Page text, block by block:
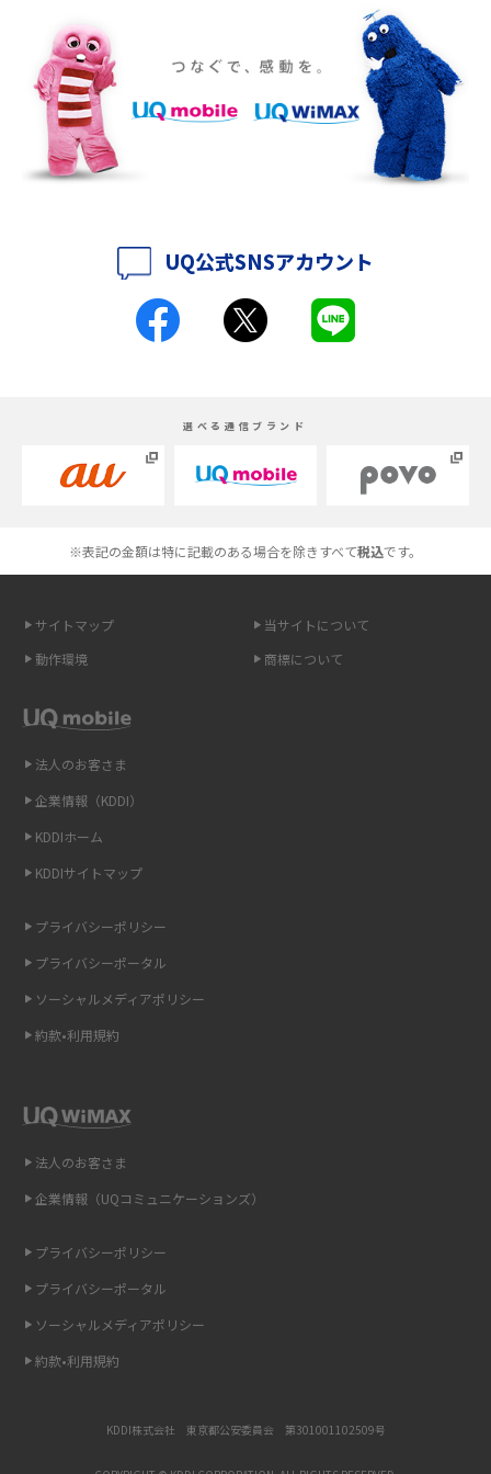
iPhone 16eとiPhone SE（第3世代）の違いは？サイズやスペックを比較し
て解説
iPhone 16eとiPhone 14を徹底比較！スペック・機能の違いをわかりやすく
紹介
iPhone 16とiPhone 15の違いは？カメラ・スペック・機能を徹底比較
iPhoneの機種変更のやり方は？事前準備・手順やデータ移行方法をわかり
Androidスマホとは？特徴やメリット・デメリット、おススメ機種を紹介
高校生にスマホ制限は必要？所持率やメリット・デメリットを詳しく紹介
トを解説
スマホや携帯端末の通信速度制限とは？回避のコツや解除のタイミング・
LINEの通知がこない時の原因と対処法9選！設定の確認手順も解説
スマホのウィジェットとは？iPhone・Androidの設定方法やおススメを紹
リプライ機能とは？LINE、X（旧Twitter）、Instagram、TikTokで送る方法
インスタのDMの送り方は？便利機能の使い方や注意点をわかりやすく解説
Bluetooth®とは？Wi-Fiとの違いやスマホ・PCとの接続方法を解説
紹介
方法を詳しく解説
UQ公式SNSアカウント
選べる通信ブランド
※表記の金額は特に記載のある場合を除きすべて税込です。
サイトマップ
当サイトについて
動作環境
商標について
法人のお客さま
企業情報（KDDI）
KDDIホーム
KDDIサイトマップ
プライバシーポリシー
プライバシーポータル
ソーシャルメディアポリシー
約款•利用規約
法人のお客さま
企業情報（UQコミュニケーションズ）
プライバシーポリシー
プライバシーポータル
ソーシャルメディアポリシー
約款•利用規約
KDDI株式会社 東京都公安委員会 第301001102509号